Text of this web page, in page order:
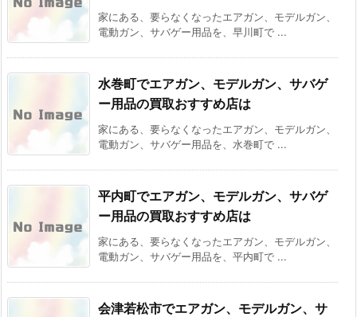
家にある、要らなくなったエアガン、モデルガン、
電動ガン、サバゲー用品を、早川町で ...
水巻町でエアガン、モデルガン、サバゲ
ー用品の買取おすすめ店は
家にある、要らなくなったエアガン、モデルガン、
電動ガン、サバゲー用品を、水巻町で ...
平内町でエアガン、モデルガン、サバゲ
ー用品の買取おすすめ店は
家にある、要らなくなったエアガン、モデルガン、
電動ガン、サバゲー用品を、平内町で ...
会津若松市でエアガン、モデルガン、サ